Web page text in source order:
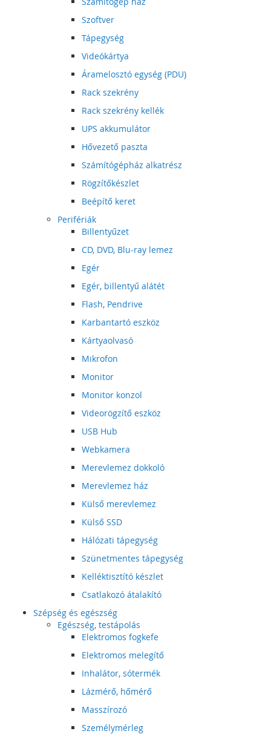
Szoftver
Tápegység
Videókártya
Áramelosztó egység (PDU)
Rack szekrény
Rack szekrény kellék
UPS akkumulátor
Hővezető paszta
Számítógépház alkatrész
Rögzítőkészlet
Beépítő keret
Perifériák
Billentyűzet
CD, DVD, Blu-ray lemez
Egér
Egér, billentyű alátét
Flash, Pendrive
Karbantartó eszköz
Kártyaolvasó
Mikrofon
Monitor
Monitor konzol
Videorögzítő eszköz
USB Hub
Webkamera
Merevlemez dokkoló
Merevlemez ház
Külső merevlemez
Külső SSD
Hálózati tápegység
Szünetmentes tápegység
Kelléktisztító készlet
Csatlakozó átalakító
Szépség és egészség
Egészség, testápolás
Elektromos fogkefe
Elektromos melegítő
Inhalátor, sótermék
Lázmérő, hőmérő
Masszírozó
Személymérleg